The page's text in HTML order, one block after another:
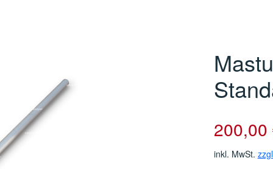
Verkaufspreis:
200,00
inkl. MwSt.